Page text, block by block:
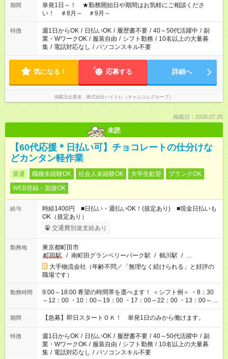
期間
単発1日～！ ★勤務開始日や期間はお気軽にご相談くださ
い！ ＃8月～ ＃9月～
特徴 週1日からOK / 日払いOK / 履歴書不要 / 40～50代活躍中 / 副
業・WワークOK / 服装自由 / シフト勤務 / 10名以上の大量募
集 / 電話対応なし / パソコンスキル不要
気になる！ 応募する 詳細へ
掲載元企業名 株式会社バイトレ（キャムコムグループ）
掲載日：2026.07.25
未読
【60代応援＊日払い可】チョコレートの仕分けな
どカンタン軽作業
派遣 職種未経験OK 社会人未経験OK 大学生歓迎
ブランクOK
WEB登録・面接OK
給与
時給1400円 ■日払い・週払いOK！(規定あり) ■現金日払いも
OK（規定あり）
交通費別途支給あり
勤務地
東京都町田市
町田駅
/ 南町田グランベリーパーク駅 / 鶴川駅 / …
大手物流会社（年齢不問／「無理なく続けられる」と好評の
職場です）
勤務時間
9:00～18:00 希望の時間帯を選べます！ ＜シフト例＞ ・8：30
～12：00 ・10：00～19：00 ・17：00～22：00 ・13：00～
22：00 ・22：00～翌6：00 など
期間 【急募】即日スタートＯＫ！ 単発1日のみから働けます。
特徴 週1日からOK / 日払いOK / 履歴書不要 / 40～50代活躍中 / 副
業・WワークOK / 服装自由 / シフト勤務 / 10名以上の大量募
集 / 電話対応なし / パソコンスキル不要